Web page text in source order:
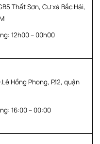
Thất Sơn, Cư xá Bắc Hải,
12h00 – 00h00
Hồng Phong, P.12, quận
16:00 – 00:00